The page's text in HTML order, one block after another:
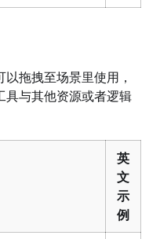
拖拽至场景里使用，
具与其他资源或者逻辑
英
文
示
例